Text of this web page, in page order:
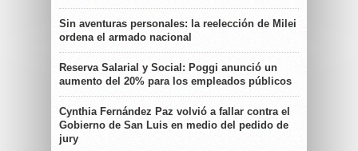
Sin aventuras personales: la reelección de Milei
ordena el armado nacional
Reserva Salarial y Social: Poggi anunció un
aumento del 20% para los empleados públicos
Cynthia Fernández Paz volvió a fallar contra el
Gobierno de San Luis en medio del pedido de
jury